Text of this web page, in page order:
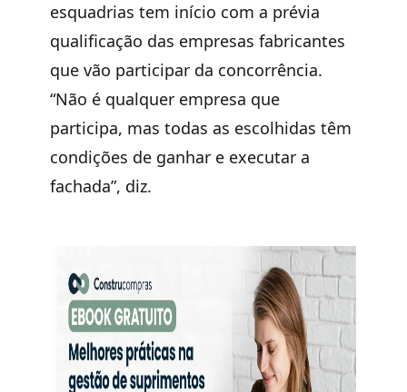
esquadrias tem início com a prévia
qualificação das empresas fabricantes
que vão participar da concorrência.
“Não é qualquer empresa que
participa, mas todas as escolhidas têm
condições de ganhar e executar a
fachada”, diz.